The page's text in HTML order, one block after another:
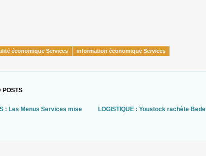
économique Services information économique Services
POSTS
: Les Menus Services mise
LOGISTIQUE : Youstock rachète Bedel